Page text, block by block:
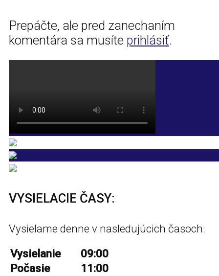
Prepáčte, ale pred zanechaním
komentára sa musíte prihlásiť.
VYSIELACIE ČASY:
Vysielame denne v nasledujúcich časoch:
Vysielanie
09:00
Počasie
11:00